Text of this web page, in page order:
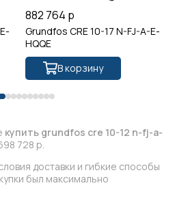
882 764 р
Grundfos CRE 10-17 N-FJ-A-E-
HQQE
В корзину
купить grundfos cre 10-12 n-fj-a-
728 р.
доставки и гибкие способы
был максимально